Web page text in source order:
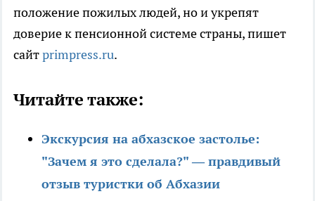
положение пожилых людей, но и укрепят
доверие к пенсионной системе страны, пишет
сайтprimpress.ru.
Читайте также:
Экскурсия на абхазское застолье:
"Зачем я это сделала?" — правдивый
отзыв туристки об Абхазии